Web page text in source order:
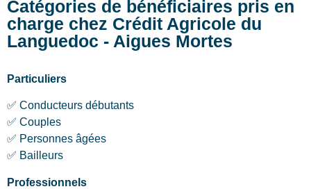
Catégories de bénéficiaires pris en
charge chez Crédit Agricole du
Languedoc - Aigues Mortes
Particuliers
✅ Conducteurs débutants
✅ Couples
✅ Personnes âgées
✅ Bailleurs
Professionnels